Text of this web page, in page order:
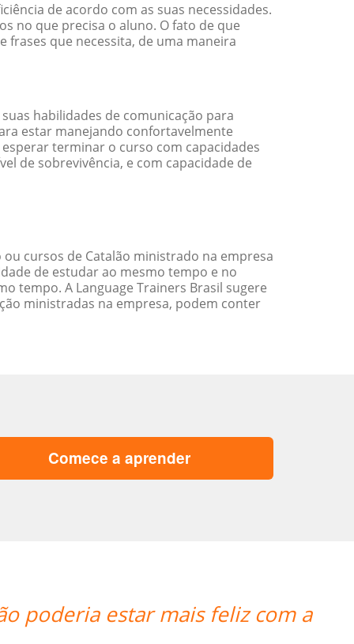
de acordo com as suas necessidades.
no que precisa o aluno. O fato de que
frases que necessita, de uma maneira
habilidades de comunicação para
estar manejando confortavelmente
terminar o curso com capacidades
de sobrevivência, e com capacidade de
cursos de Catalão ministrado na empresa
de estudar ao mesmo tempo e no
tempo. A Language Trainers Brasil sugere
ministradas na empresa, podem conter
Comece a aprender
aluna esta adorando o curso e